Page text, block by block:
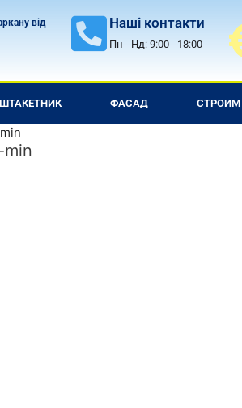
від
Наші контакти
Пн - Нд: 9:00 - 18:00
ШТАКЕТНИК ФАСАД СТРОИМ